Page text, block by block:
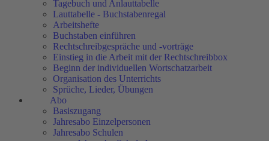
Tagebuch und Anlauttabelle
Lauttabelle - Buchstabenregal
Arbeitshefte
Buchstaben einführen
Rechtschreibgespräche und -vorträge
Einstieg in die Arbeit mit der Rechtschreibbox
Beginn der individuellen Wortschatzarbeit
Organisation des Unterrichts
Sprüche, Lieder, Übungen
Abo
Basiszugang
Jahresabo Einzelpersonen
Jahresabo Schulen